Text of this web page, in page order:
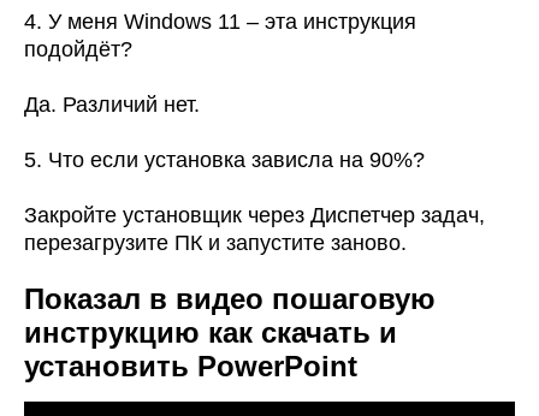
4. У меня Windows 11 – эта инструкция
подойдёт?
Да. Различий нет.
5. Что если установка зависла на 90%?
Закройте установщик через Диспетчер задач,
перезагрузите ПК и запустите заново.
Показал в видео пошаговую
инструкцию как скачать и
установить PowerPoint